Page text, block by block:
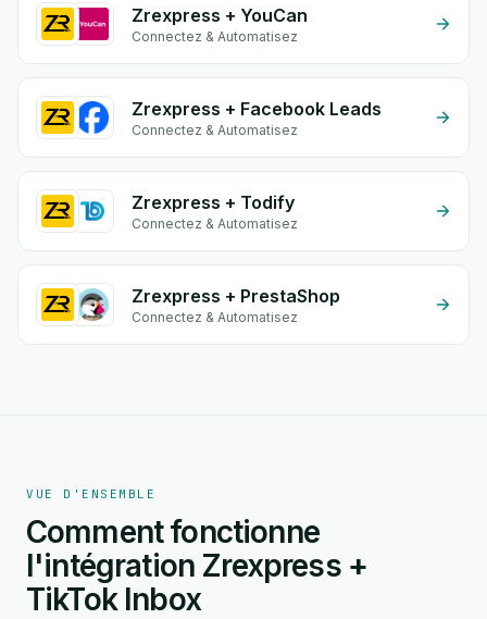
Zrexpress + YouCan
Connectez & Automatisez
Zrexpress + Facebook Leads
Connectez & Automatisez
Zrexpress + Todify
Connectez & Automatisez
Zrexpress + PrestaShop
Connectez & Automatisez
VUE D'ENSEMBLE
Comment fonctionne
l'intégration Zrexpress +
TikTok Inbox